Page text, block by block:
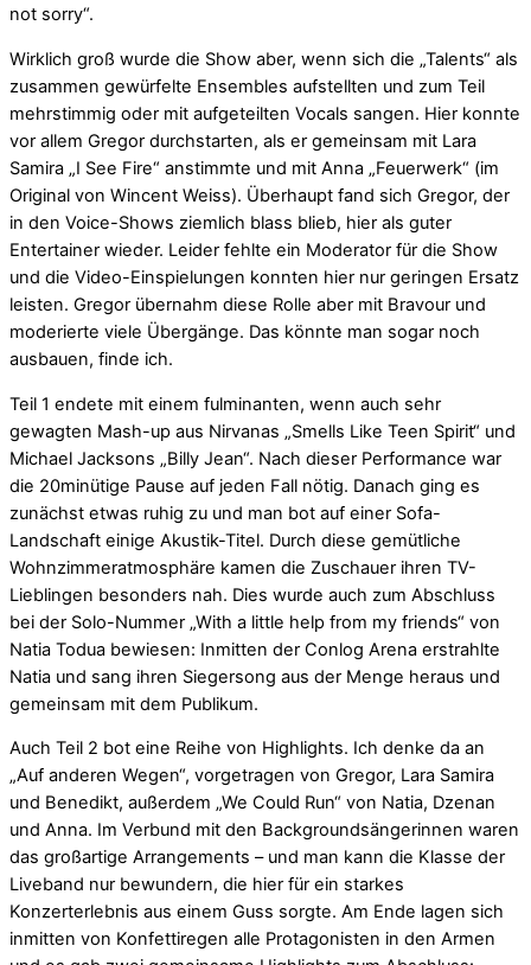
not sorry“.
Wirklich groß wurde die Show aber, wenn sich die „Talents“ als
zusammen gewürfelte Ensembles aufstellten und zum Teil
mehrstimmig oder mit aufgeteilten Vocals sangen. Hier konnte
vor allem Gregor durchstarten, als er gemeinsam mit Lara
Samira „I See Fire“ anstimmte und mit Anna „Feuerwerk“ (im
Original von Wincent Weiss). Überhaupt fand sich Gregor, der
in den Voice-Shows ziemlich blass blieb, hier als guter
Entertainer wieder. Leider fehlte ein Moderator für die Show
und die Video-Einspielungen konnten hier nur geringen Ersatz
leisten. Gregor übernahm diese Rolle aber mit Bravour und
moderierte viele Übergänge. Das könnte man sogar noch
ausbauen, finde ich.
Teil 1 endete mit einem fulminanten, wenn auch sehr
gewagten Mash-up aus Nirvanas „Smells Like Teen Spirit“ und
Michael Jacksons „Billy Jean“. Nach dieser Performance war
die 20minütige Pause auf jeden Fall nötig. Danach ging es
zunächst etwas ruhig zu und man bot auf einer Sofa-
Landschaft einige Akustik-Titel. Durch diese gemütliche
Wohnzimmeratmosphäre kamen die Zuschauer ihren TV-
Lieblingen besonders nah. Dies wurde auch zum Abschluss
bei der Solo-Nummer „With a little help from my friends“ von
Natia Todua bewiesen: Inmitten der Conlog Arena erstrahlte
Natia und sang ihren Siegersong aus der Menge heraus und
gemeinsam mit dem Publikum.
Auch Teil 2 bot eine Reihe von Highlights. Ich denke da an
„Auf anderen Wegen“, vorgetragen von Gregor, Lara Samira
und Benedikt, außerdem „We Could Run“ von Natia, Dzenan
und Anna. Im Verbund mit den Backgroundsängerinnen waren
das großartige Arrangements – und man kann die Klasse der
Liveband nur bewundern, die hier für ein starkes
Konzerterlebnis aus einem Guss sorgte. Am Ende lagen sich
inmitten von Konfettiregen alle Protagonisten in den Armen